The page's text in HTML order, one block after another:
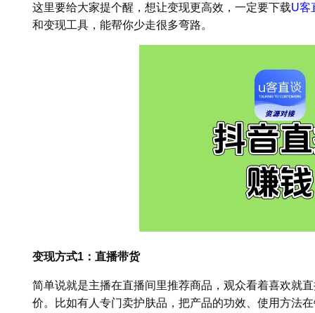
这里要给大家提个醒，想让变现更高效，一定要下载U客
和变现工具，能帮你少走很多弯路。
变现方式1：直播带货
简单说就是主播在直播间里推荐商品，观众看着喜欢就
价。比如有人专门卖护肤品，把产品的功效、使用方法